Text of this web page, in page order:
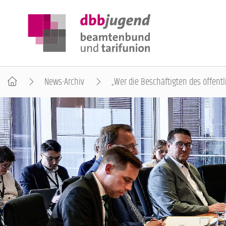
ÜBER DIE DBB JUGEND
POSITIONEN
AUSBILDUNGSINFORMATIONEN
INTERNATIONALES
News-Archiv „Wer die Beschäftigten des